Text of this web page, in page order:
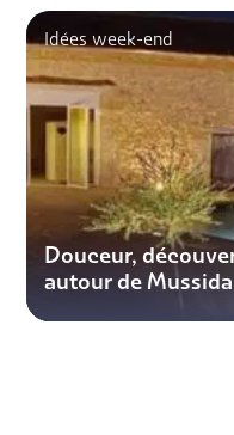
Idées week-end
Douceur,
autour de